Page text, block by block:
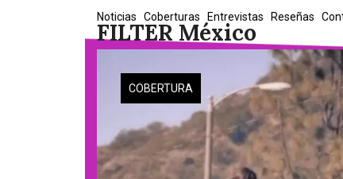
FILTER México
Noticias Coberturas Entrevistas Reseñas
COBERTURA